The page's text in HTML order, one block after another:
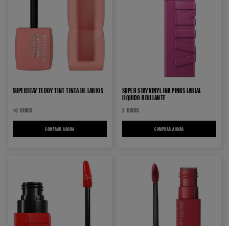
SUPERSTAY TEDDY TINT TINTA DE LABIOS
10 TONOS
COMPRAR AHORA
SUPER STAY VINYL INK PINKS LABIAL
LÍQUIDO BRILLANTE
5 TONOS
COMPRAR AHORA